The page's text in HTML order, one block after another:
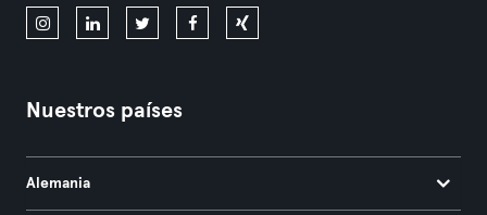
Nuestros países
Alemania